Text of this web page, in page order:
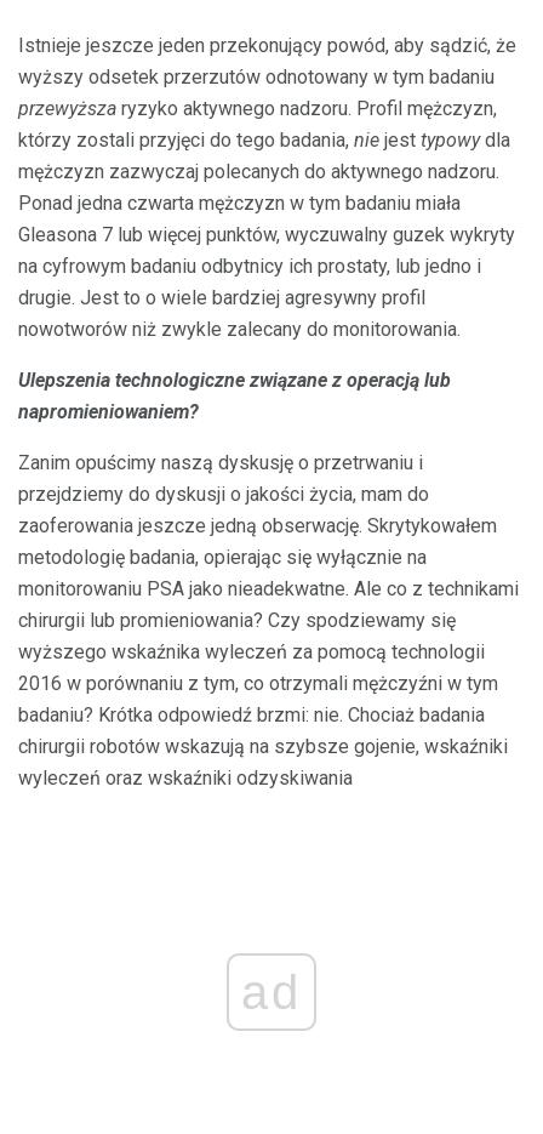
Istnieje jeszcze jeden przekonujący powód, aby sądzić, że
wyższy odsetek przerzutów odnotowany w tym badaniu
przewyższa ryzyko aktywnego nadzoru. Profil mężczyzn,
którzy zostali przyjęci do tego badania, nie jest typowydla
mężczyzn zazwyczaj polecanych do aktywnego nadzoru.
Ponad jedna czwarta mężczyzn w tym badaniu miała
Gleasona 7 lub więcej punktów, wyczuwalny guzek wykryty
na cyfrowym badaniu odbytnicy ich prostaty, lub jedno i
drugie. Jest to o wiele bardziej agresywny profil
nowotworów niż zwykle zalecany do monitorowania.
Ulepszenia technologiczne związane z operacją lub
napromieniowaniem?
Zanim opuścimy naszą dyskusję o przetrwaniu i
przejdziemy do dyskusji o jakości życia, mam do
zaoferowania jeszcze jedną obserwację. Skrytykowałem
metodologię badania, opierając się wyłącznie na
monitorowaniu PSA jako nieadekwatne. Ale co z technikami
chirurgii lub promieniowania? Czy spodziewamy się
wyższego wskaźnika wyleczeń za pomocą technologii
2016 w porównaniu z tym, co otrzymali mężczyźni w tym
badaniu? Krótka odpowiedź brzmi: nie. Chociaż badania
chirurgii robotów wskazują na szybsze gojenie, wskaźniki
wyleczeń oraz wskaźniki odzyskiwania
ad